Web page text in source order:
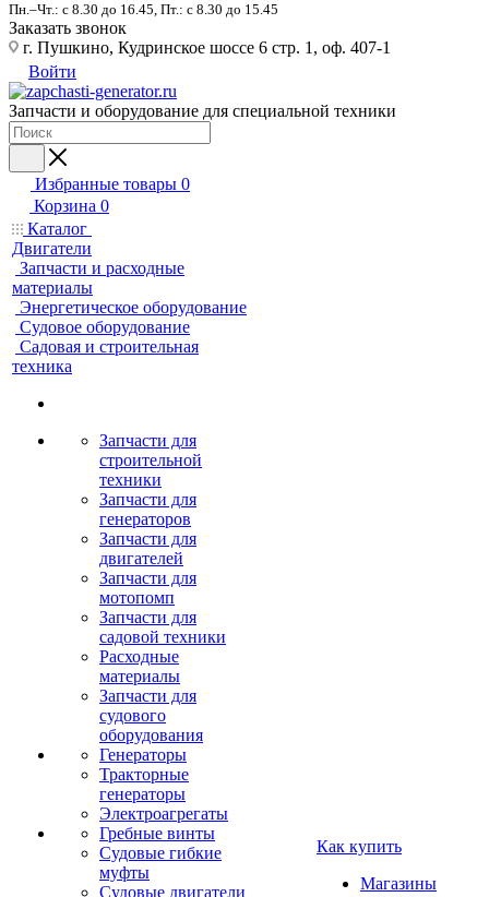
Пн.–Чт.: с 8.30 до 16.45, Пт.: с 8.30 до 15.45
Заказать звонок
г. Пушкино, Кудринское шоссе 6 стр. 1, оф. 407-1
Войти
Запчасти и оборудование для специальной техники
Избранные товары 0
Корзина 0
Каталог
Двигатели
Запчасти и расходные
материалы
Энергетическое оборудование
Судовое оборудование
Садовая и строительная
техника
Запчасти для
строительной
техники
Запчасти для
генераторов
Запчасти для
двигателей
Запчасти для
мотопомп
Запчасти для
садовой техники
Расходные
материалы
Запчасти для
судового
оборудования
Генераторы
Тракторные
генераторы
Электроагрегаты
Гребные винты
Судовые гибкие
муфты
Судовые двигатели
Как купить
Магазины